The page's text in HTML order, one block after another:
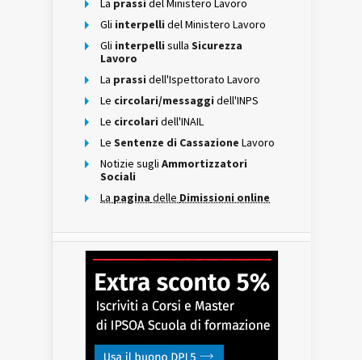
La prassi del Ministero Lavoro
Gli interpelli del Ministero Lavoro
Gli interpelli sulla Sicurezza
Lavoro
La prassi dell'Ispettorato Lavoro
Le circolari/messaggi dell'INPS
Le circolari dell'INAIL
Le Sentenze di Cassazione Lavoro
Notizie sugli Ammortizzatori
Sociali
La pagina delle Dimissioni online